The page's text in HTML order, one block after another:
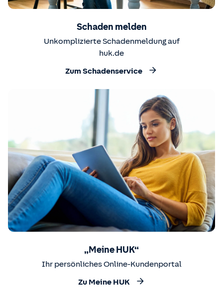
Schaden melden
Unkomplizierte Schadenmeldung auf
huk.de
Zum Schadenservice
„Meine HUK“
Ihr persönliches Online-Kundenportal
Zu Meine HUK